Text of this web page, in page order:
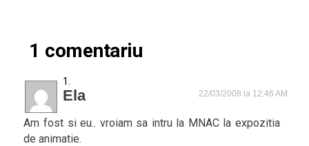
1 comentariu
Ela 22/03/2008 la 12:46 AM
Am fost si eu.. vroiam sa intru la MNAC la expozitia
de animatie.